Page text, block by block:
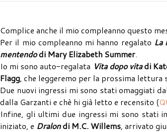
Complice anche il mio compleanno questo
Per il mio compleanno mi hanno regalato La
mentendodi Mary Elizabeth Summer.
Io mi sono auto-regalata Vita dopo vitadi
Flagg, che leggeremo per la prossima lettura
Due nuovi ingressi mi sono stati omaggiati
dalla Garzanti e chè hi già letto e recensito (
Infine, gli ultimi due ingressi mi sono stati
iniziato, e Dralondi M.C. Willems, arrivato